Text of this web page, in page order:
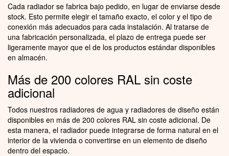
Cada radiador se fabrica bajo pedido, en lugar de enviarse desde
stock. Esto permite elegir el tamaño exacto, el color y el tipo de
conexión más adecuados para cada instalación. Al tratarse de
una fabricación personalizada, el plazo de entrega puede ser
ligeramente mayor que el de los productos estándar disponibles
en almacén.
Más de 200 colores RAL sin coste
adicional
Todos nuestros radiadores de agua y radiadores de diseño están
disponibles en más de 200 colores RAL sin coste adicional. De
esta manera, el radiador puede integrarse de forma natural en el
interior de la vivienda o convertirse en un elemento de diseño
dentro del espacio.